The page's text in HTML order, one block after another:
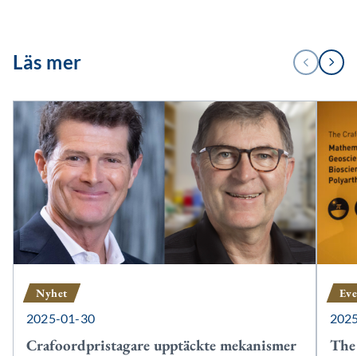
Läs mer
1
/
FÖREGÅENDE
NÄSTA
Nyhet
2025-01-30
Crafoordpristagare upptäckte mekanismer